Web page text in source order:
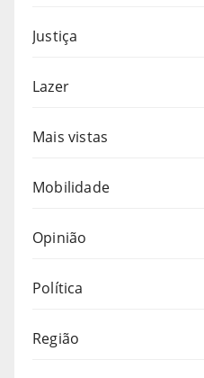
Justiça
Lazer
Mais vistas
Mobilidade
Opinião
Política
Região